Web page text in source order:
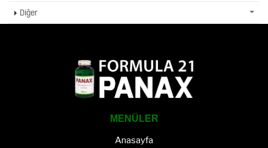
Diğer
MENÜLER
Anasayfa